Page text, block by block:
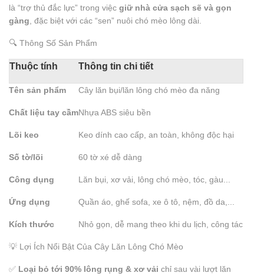
là “trợ thủ đắc lực” trong việc giữ nhà cửa sạch sẽ và gọn
gàng , đặc biệt với các “sen” nuôi chó mèo lông dài.
🔍 Thông Số Sản Phẩm
Thuộc tính Thông tin chi tiết
Tên sản phẩm Cây lăn bụi/lăn lông chó mèo đa năng
Chất liệu tay cầmNhựa ABS siêu bền
Lõi keo Keo dính cao cấp, an toàn, không độc hại
Số tờ/lõi 60 tờ xé dễ dàng
Công dụng Lăn bụi, xơ vải, lông chó mèo, tóc, gàu...
Ứng dụng Quần áo, ghế sofa, xe ô tô, nệm, đồ da,...
Kích thước Nhỏ gọn, dễ mang theo khi du lịch, công tác
💡 Lợi Ích Nổi Bật Của Cây Lăn Lông Chó Mèo
✅ Loại bỏ tới 90% lông rụng & xơ vải chỉ sau vài lượt lăn